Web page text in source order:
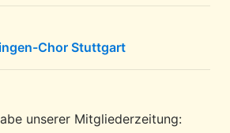
Chor Stuttgart
unserer Mitgliederzeitung: